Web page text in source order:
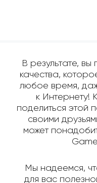
В результате,
качества,
любое время,
к Интернету!
поделиться этой
своими
может
Мы надеемся,
для вас